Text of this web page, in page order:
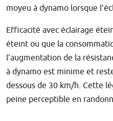
moyeu à dynamo lorsque
Efficacité avec éclairage
éteint ou que la
l’augmentation de la
à dynamo est minime et
dessous de 30 km/h. Cette
peine perceptible en